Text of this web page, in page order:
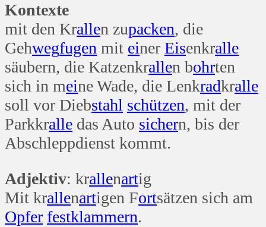
Kontexte
mit den Krallen zupacken, die
Gehwegfugen mit einer Eisenkralle
säubern, die Katzenkrallen bohrten
sich in meine Wade, die Lenkradkralle
soll vor Diebstahl schützen, mit der
Parkkralle das Auto sichern, bis der
Abschleppdienst kommt.
Adjektiv: krallenartig
Mit krallenartigen Fortsätzen sich am
Opfer festklammern.